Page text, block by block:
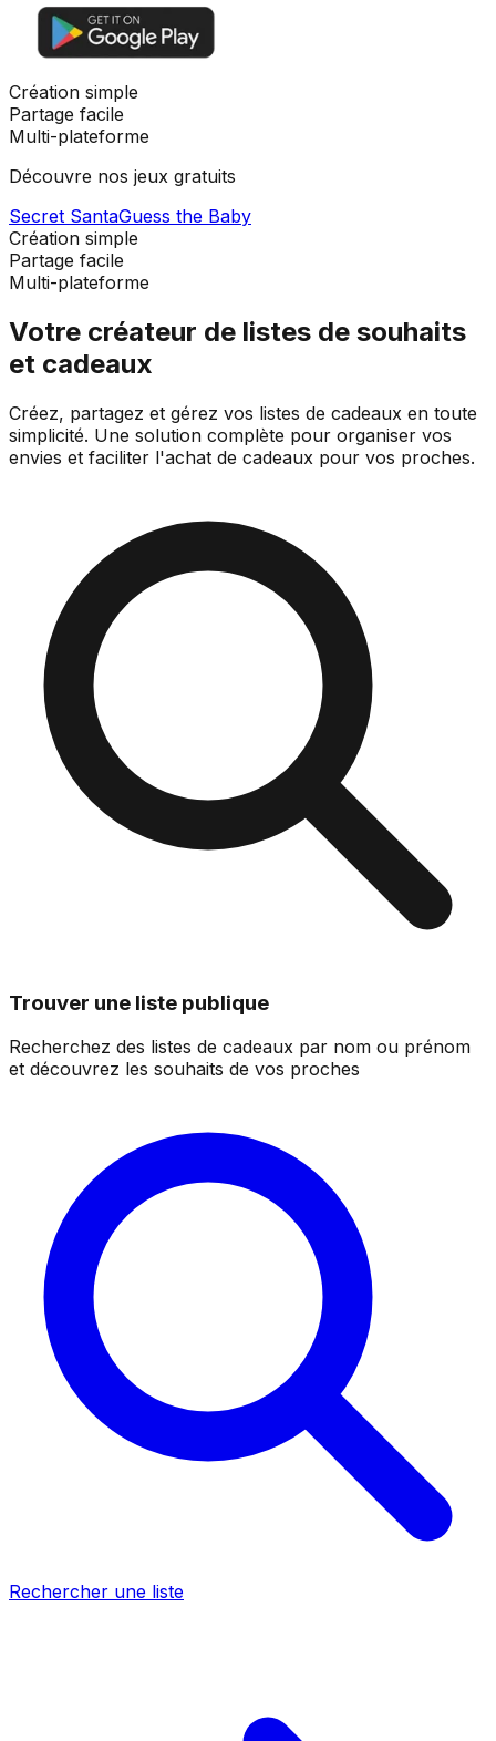
Création simple
Partage facile
Multi-plateforme
Découvre nos jeux gratuits
Secret SantaGuess the Baby
Création simple
Partage facile
Multi-plateforme
Votre créateur de listes de souhaits
et cadeaux
Créez, partagez et gérez vos listes de cadeaux en toute
simplicité. Une solution complète pour organiser vos
envies et faciliter l'achat de cadeaux pour vos proches.
Trouver une liste publique
Recherchez des listes de cadeaux par nom ou prénom
et découvrez les souhaits de vos proches
Rechercher une liste